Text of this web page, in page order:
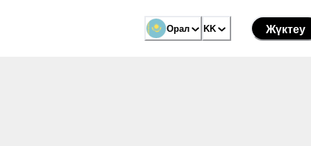
Орал KK Жүктеу
Орал KK Жүктеу